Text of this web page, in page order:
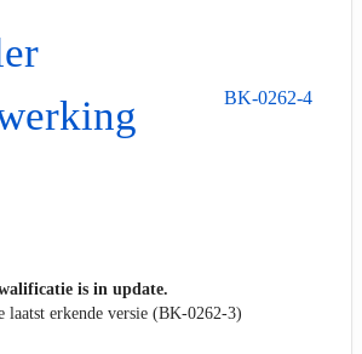
BK-0262-4
is in update.
laatst erkende versie (BK-0262-3)